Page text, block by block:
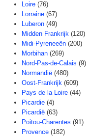
Loire (76)
Lorraine (67)
Luberon (49)
Midden Frankrijk (120)
Midi-Pyreneeën (200)
Morbihan (269)
Nord-Pas-de-Calais (9)
Normandië (480)
Oost-Frankrijk (609)
Pays de la Loire (44)
Picardie (4)
Picardië (63)
Poitou-Charentes (91)
Provence (182)